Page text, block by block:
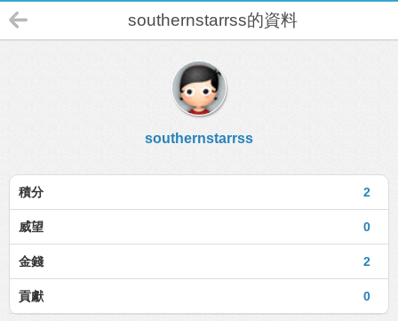
southernstarrss的資料
southernstarrss
2
積分
0
威望
2
金錢
0
貢獻